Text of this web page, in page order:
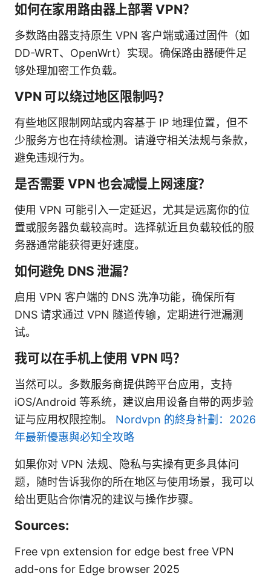
如何在家用路由器上部署 VPN？
多数路由器支持原生 VPN 客户端或通过固件（如
DD-WRT、OpenWrt）实现。确保路由器硬件足
够处理加密工作负载。
VPN 可以绕过地区限制吗？
有些地区限制网站或内容基于 IP 地理位置，但不
少服务方也在持续检测。请遵守相关法规与条款，
避免违规行为。
是否需要 VPN 也会减慢上网速度？
使用 VPN 可能引入一定延迟，尤其是远离你的位
置或服务器负载较高时。选择就近且负载较低的服
务器通常能获得更好速度。
如何避免 DNS 泄漏？
启用 VPN 客户端的 DNS 洗净功能，确保所有
DNS 请求通过 VPN 隧道传输，定期进行泄漏测
试。
我可以在手机上使用 VPN 吗？
当然可以。多数服务商提供跨平台应用，支持
iOS/Android 等系统，建议启用设备自带的两步验
证与应用权限控制。 Nordvpn 的終身計劃：2026
年最新優惠與必知全攻略
如果你对 VPN 法规、隐私与实操有更多具体问
题，随时告诉我你的所在地区与使用场景，我可以
给出更贴合你情况的建议与操作步骤。
Sources:
Free vpn extension for edge best free VPN
add-ons for Edge browser 2025